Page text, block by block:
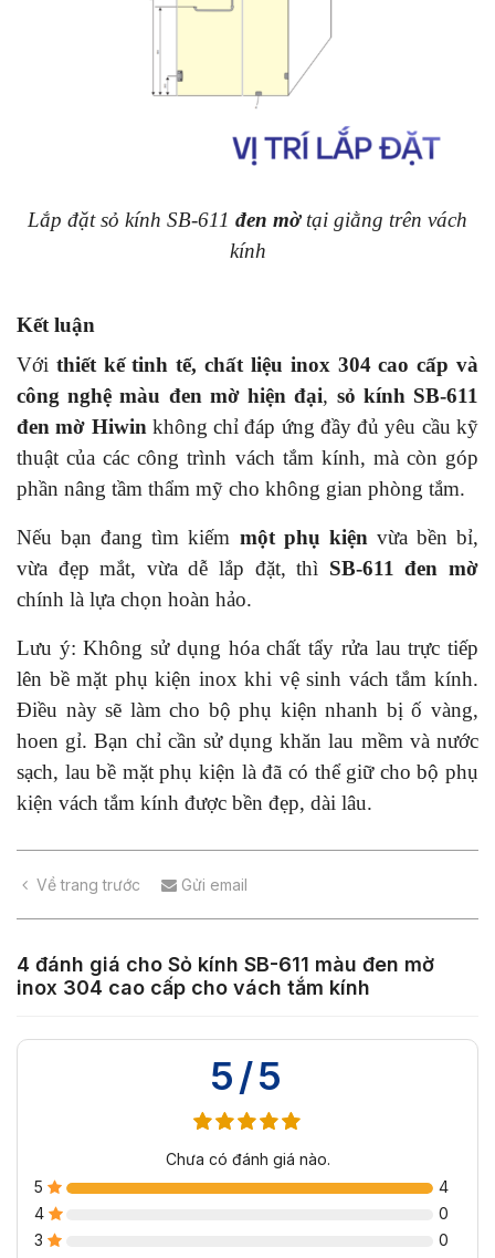
Lắp đặt sỏ kính SB-611 đen mờ tại giằng trên vách
kính
Kết luận
Với thiết kế tinh tế, chất liệu inox 304 cao cấp và
công nghệ màu đen mờ hiện đại, sỏ kính SB-611
đen mờ Hiwinkhông chỉ đáp ứng đầy đủ yêu cầu kỹ
thuật của các công trình vách tắm kính, mà còn góp
phần nâng tầm thẩm mỹ cho không gian phòng tắm.
Nếu bạn đang tìm kiếm một phụ kiệnvừa bền bỉ,
vừa đẹp mắt, vừa dễ lắp đặt, thì SB-611 đen mờ
chính là lựa chọn hoàn hảo.
Lưu ý: Không sử dụng hóa chất tẩy rửa lau trực tiếp
lên bề mặt phụ kiện inox khi vệ sinh vách tắm kính.
Điều này sẽ làm cho bộ phụ kiện nhanh bị ố vàng,
hoen gỉ. Bạn chỉ cần sử dụng khăn lau mềm và nước
sạch, lau bề mặt phụ kiện là đã có thể giữ cho bộ phụ
kiện vách tắm kính được bền đẹp, dài lâu.
Về trang trước Gửi email
4 đánh giá cho Sỏ kính SB-611 màu đen mờ
inox 304 cao cấp cho vách tắm kính
5/5
Chưa có đánh giá nào.
5
4
4
0
3
0